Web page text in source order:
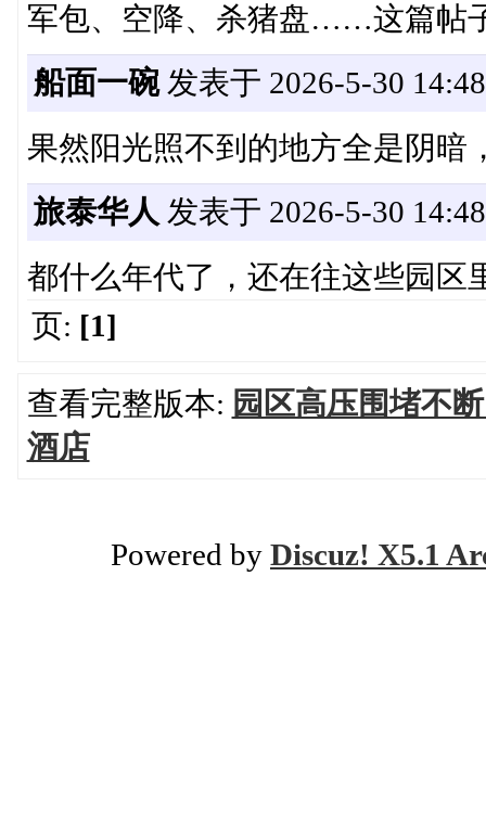
军包、空降、杀猪盘……这篇帖
船面一碗发表于 2026-5-30
果然阳光照不到的地方全是阴暗
旅泰华人 发表于 2026-5-30
都什么年代了，还在往这些园区
页: [1]
查看完整版本: 园区高压围堵不
酒店
Powered by Discuz! X5.1